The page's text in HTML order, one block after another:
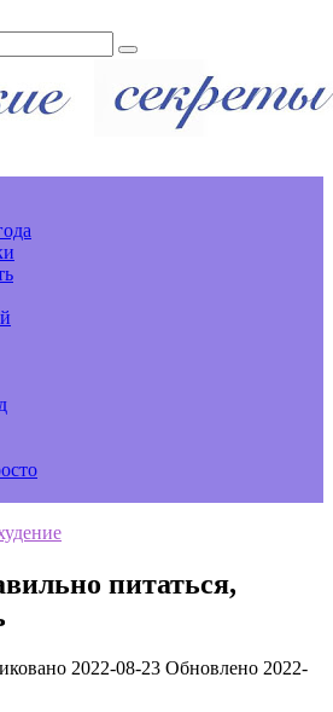
питаться,
2022-08-23 Обновлено 2022-